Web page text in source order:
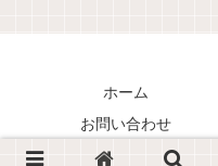
ホーム
お問い合わせ
Copyright © 2018-2026 く